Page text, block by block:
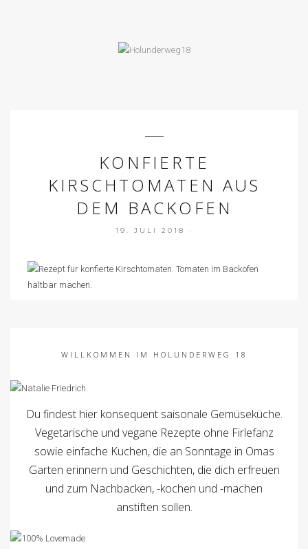
KONFIERTE
KIRSCHTOMATEN AUS
DEM BACKOFEN
19. JULI 2018 ·
WILLKOMMEN IM HOLUNDERWEG 18
Du findest hier konsequent saisonale Gemüseküche.
Vegetarische und vegane Rezepte ohne Firlefanz
sowie einfache Kuchen, die an Sonntage in Omas
Garten erinnern und Geschichten, die dich erfreuen
und zum Nachbacken, -kochen und -machen
anstiften sollen.